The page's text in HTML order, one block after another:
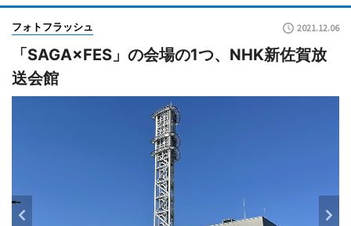
フォトフラッシュ 2021.12.06
「SAGA×FES」の会場の1つ、NHK新佐賀放
送会館